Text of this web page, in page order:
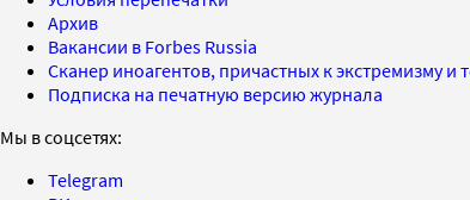
Архив
Вакансии в Forbes Russia
Сканер иноагентов, причастных к экстремизму
Подписка на печатную версию журнала
Мы в соцсетях:
Telegram